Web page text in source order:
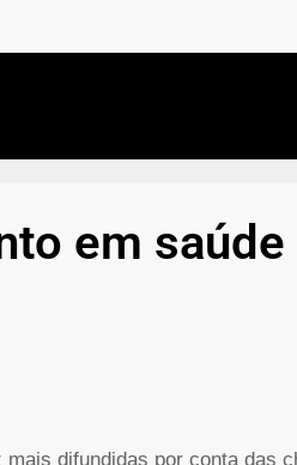
em saúde
difundidas por conta das